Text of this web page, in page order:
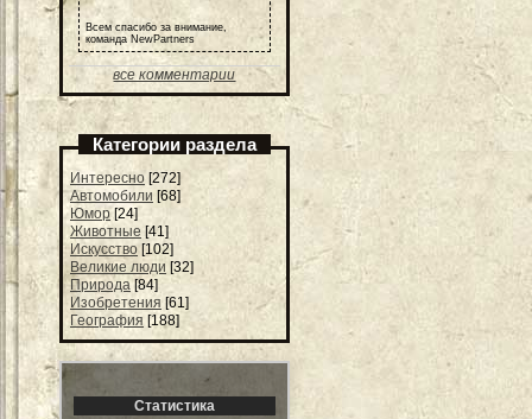
Всем спасибо за внимание,
команда NewPartners
все комментарии
Категории раздела
Интересно [272]
Автомобили [68]
Юмор [24]
Животные [41]
Искусство [102]
Великие люди [32]
Природа [84]
Изобретения [61]
География [188]
Статистика